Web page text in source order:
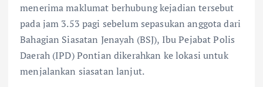
menerima maklumat berhubung kejadian tersebut
pada jam 3.53 pagi sebelum sepasukan anggota dari
Bahagian Siasatan Jenayah (BSJ), Ibu Pejabat Polis
Daerah (IPD) Pontian dikerahkan ke lokasi untuk
menjalankan siasatan lanjut.